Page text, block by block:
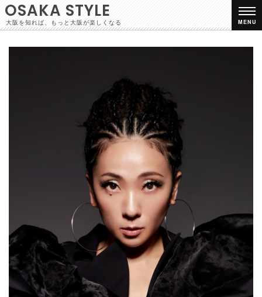
OSAKA STYLE
大阪を知れば、もっと大阪が楽しくなる MENU